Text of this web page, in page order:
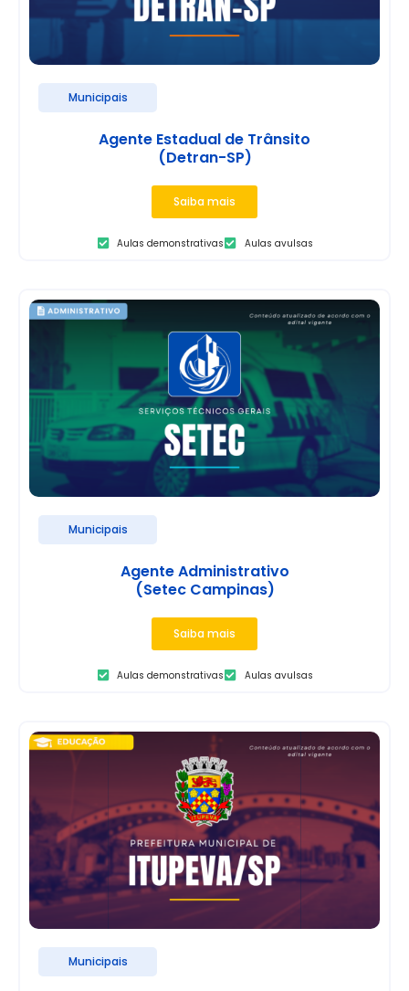
Municipais
Agente Estadual de Trânsito
(Detran-SP)
Saiba mais
Aulas demonstrativas Aulas avulsas
Municipais
Agente Administrativo
(Setec Campinas)
Saiba mais
Aulas demonstrativas Aulas avulsas
Municipais